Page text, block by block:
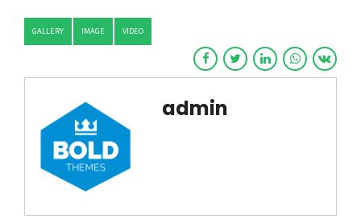
GALLERY IMAGE VIDEO
admin